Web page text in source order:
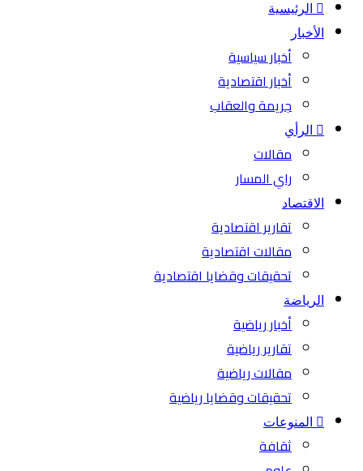
الرئيسية
الأخبار
أخبار سياسية
أخبار اقتصادية
جريمة والعقاب
الرأي
مقالات
راي المسار
الاقتصاد
تقارير اقتصادية
مقالات اقتصادية
تحقيقات وقضايا اقتصادية
الرياضة
أخبار رياضية
تقارير رياضية
مقالات رياضية
تحقيقات وقضايا رياضية
المنوعات
ثقافة